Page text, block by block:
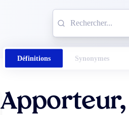
Définitions Synonymes